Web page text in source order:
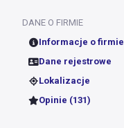
DANE O FIRMIE
Informacje o firmie
Dane rejestrowe
Lokalizacje
Opinie (131)